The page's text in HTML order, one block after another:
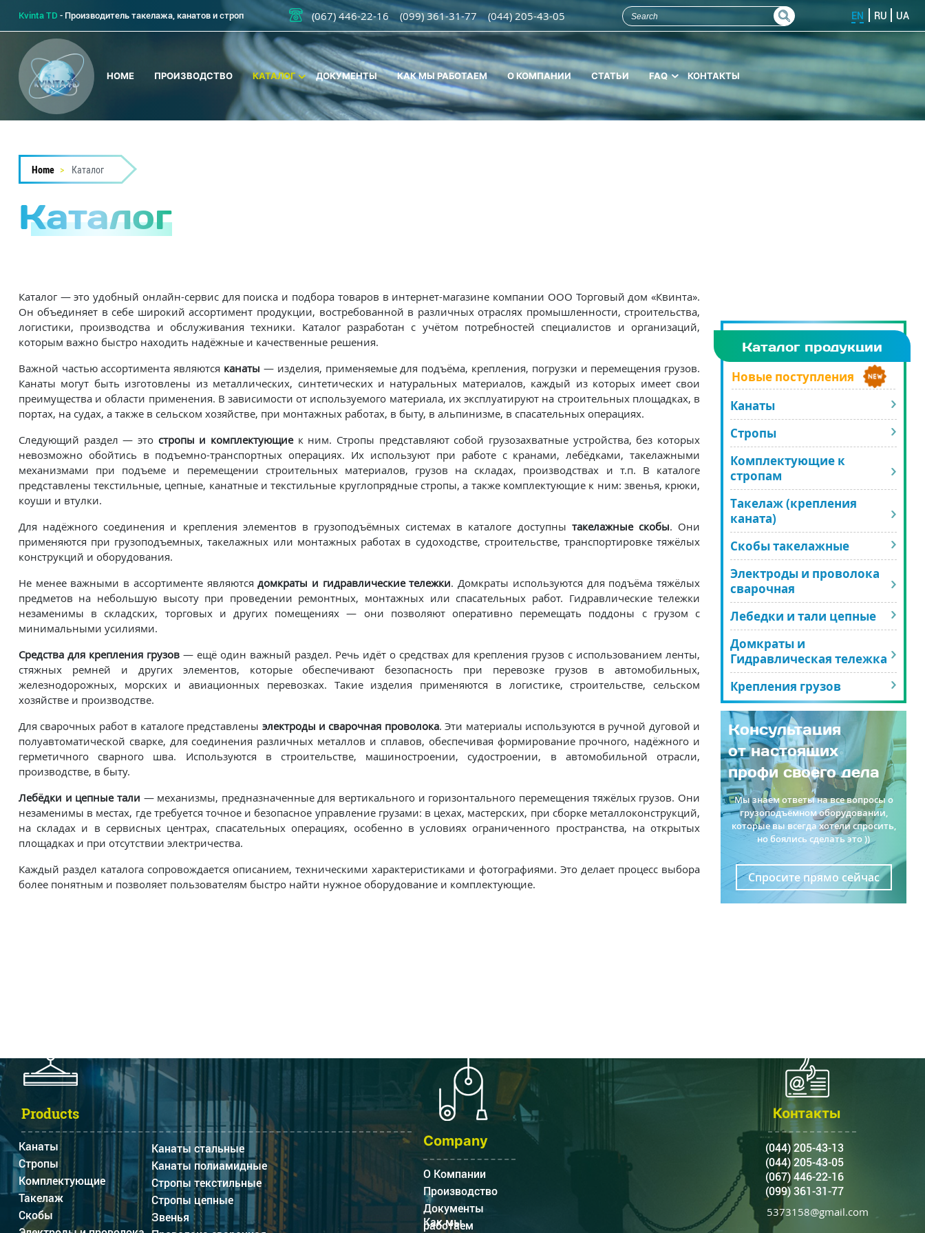
content
Kvinta TD - Производитель такелажа, канатов и строп (067) 446-22-16 (099) 361-31-77 (044) 205-43-05 EN RU UA
HOME ПРОИЗВОДСТВО КАТАЛОГ ДОКУМЕНТЫ КАК МЫ РАБОТАЕМ О КОМПАНИИ СТАТЬИ FAQ КОНТАКТЫ
Home Каталог
Каталог
Каталог — это удобный онлайн-сервис для поиска и подбора товаров в интернет-магазине компании ООО Торговый дом «Квинта».
Он объединяет в себе широкий ассортимент продукции, востребованной в различных отраслях промышленности, строительства,
логистики, производства и обслуживания техники. Каталог разработан с учётом потребностей специалистов и организаций,
которым важно быстро находить надёжные и качественные решения.
Важной частью ассортимента являются канаты — изделия, применяемые для подъёма, крепления, погрузки и перемещения грузов.
Канаты могут быть изготовлены из металлических, синтетических и натуральных материалов, каждый из которых имеет свои
преимущества и области применения. В зависимости от используемого материала, их эксплуатируют на строительных площадках, в
портах, на судах, а также в сельском хозяйстве, при монтажных работах, в быту, в альпинизме, в спасательных операциях.
Следующий раздел — это стропы и комплектующиек ним. Стропы представляют собой грузозахватные устройства, без которых
невозможно обойтись в подъемно-транспортных операциях. Их используют при работе с кранами, лебёдками, такелажными
механизмами при подъеме и перемещении строительных материалов, грузов на складах, производствах и т.п. В каталоге
представлены текстильные, цепные, канатные и текстильные круглопрядные стропы, а также комплектующие к ним: звенья, крюки,
коуши и втулки.
Для надёжного соединения и крепления элементов в грузоподъёмных системах в каталоге доступны такелажные скобы. Они
применяются при грузоподъемных, такелажных или монтажных работах в судоходстве, строительстве, транспортировке тяжёлых
конструкций и оборудования.
Не менее важными в ассортименте являютсядомкраты и гидравлические тележки. Домкраты используются для подъёма тяжёлых
предметов на небольшую высоту при проведении ремонтных, монтажных или спасательных работ. Гидравлические тележки
незаменимы в складских, торговых и других помещениях — они позволяют оперативно перемещать поддоны с грузом с
минимальными усилиями.
Средства для крепления грузов— ещё один важный раздел. Речь идёт о средствах для крепления грузов с использованием ленты,
стяжных ремней и других элементов, которые обеспечивают безопасность при перевозке грузов в автомобильных,
железнодорожных, морских и авиационных перевозках. Такие изделия применяются в логистике, строительстве, сельском
хозяйстве и производстве.
Для сварочных работ в каталоге представлены электроды и сварочная проволока. Эти материалы используются в ручной дуговой и
полуавтоматической сварке, для соединения различных металлов и сплавов, обеспечивая формирование прочного, надёжного и
герметичного сварного шва. Используются в строительстве, машиностроении, судостроении, в автомобильной отрасли,
производстве, в быту.
Лебёдки и цепные тали — механизмы, предназначенные для вертикального и горизонтального перемещения тяжёлых грузов. Они
незаменимы в местах, где требуется точное и безопасное управление грузами: в цехах, мастерских, при сборке металлоконструкций,
на складах и в сервисных центрах, спасательных операциях, особенно в условиях ограниченного пространства, на открытых
площадках и при отсутствии электричества.
Каждый раздел каталога сопровождается описанием, техническими характеристиками и фотографиями. Это делает процесс выбора
более понятным и позволяет пользователям быстро найти нужное оборудование и комплектующие.
Каталог продукции
Новые поступления
Канаты
Стропы
Комплектующие к
стропам
Такелаж (крепления
каната)
Скобы такелажные
Электроды и проволока
сварочная
Лебедки и тали цепные
Домкраты и
Гидравлическая тележка
Крепления грузов
Консультация
от настоящих
профи своего дела
Мы знаем ответы на все вопросы о
грузоподъёмном оборудовании,
которые вы всегда хотели спросить,
но боялись сделать это ))
Спросите прямо сейчас
Products
Канаты
Стропы
Комплектующие
Такелаж
Скобы
Канаты стальные
Канаты полиамидные
Стропы текстильные
Стропы цепные
Звенья
Company
О Компании
Производство
Документы
Как мы
работаем
Контакты
(044) 205-43-13
(044) 205-43-05
(067) 446-22-16
(099) 361-31-77
5373158@gmail.com